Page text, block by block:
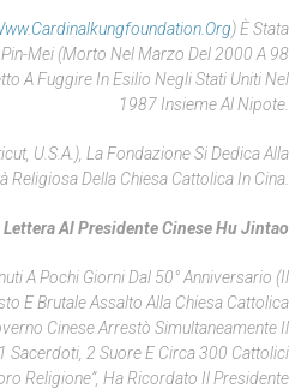
) È Stata
Mei (morto Nel Marzo Del 2000 A 98
A Fuggire In Esilio Negli Stati Uniti Nel
1987 Insieme Al Nipote.
U.S.A.), La Fondazione Si Dedica Alla
Religiosa Della Chiesa Cattolica In Cina.
Lettera Al Presidente Cinese Hu Jintao
A Pochi Giorni Dal 50° Anniversario (il
E Brutale Assalto Alla Chiesa Cattolica
Cinese Arrestò Simultaneamente Il
Sacerdoti, 2 Suore E Circa 300 Cattolici
Religione”, Ha Ricordato Il Presidente